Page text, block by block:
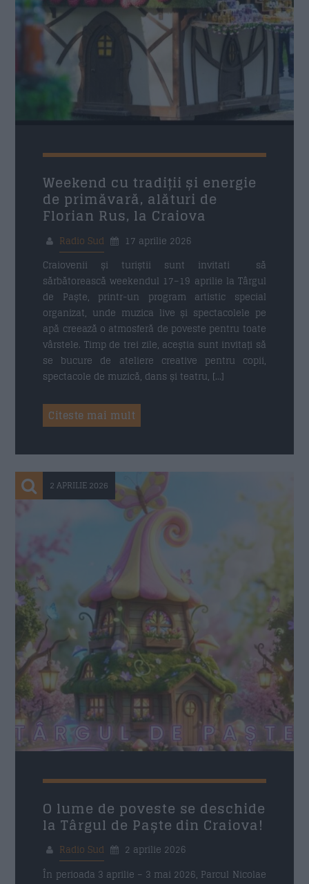
Weekend cu tradiții și energie
de primăvară, alături de
Florian Rus, la Craiova
Radio Sud
17 aprilie 2026
Craiovenii și turiștii sunt invitati să
sărbătorească weekendul 17–19 aprilie la Târgul
de Paște, printr-un program artistic special
organizat, unde muzica live și spectacolele pe
apă creează o atmosferă de poveste pentru toate
vârstele. Timp de trei zile, aceștia sunt invitați să
se bucure de ateliere creative pentru copii,
spectacole de muzică, dans și teatru, […]
Citeste mai mult
2 APRILIE 2026
O lume de poveste se deschide
la Târgul de Paște din Craiova!
Radio Sud
2 aprilie 2026
În perioada 3 aprilie – 3 mai 2026, Parcul Nicolae